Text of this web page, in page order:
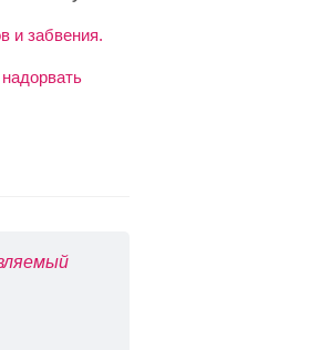
и забвения.